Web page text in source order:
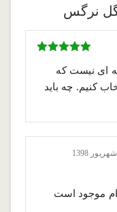
گل نرگس
ای نیست که
کنیم. چه باید
موجود است